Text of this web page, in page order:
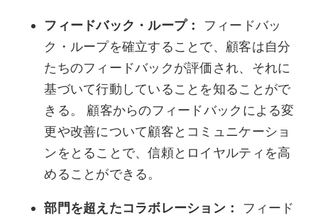
フィードバック・ループ：
フィードバッ
ク・ループを確立することで、顧客は自分
たちのフィードバックが評価され、それに
基づいて行動していることを知ることがで
きる。 顧客からのフィードバックによる変
更や改善について顧客とコミュニケーショ
ンをとることで、信頼とロイヤルティを高
めることができる。
部門を超えたコラボレーション：
フィード